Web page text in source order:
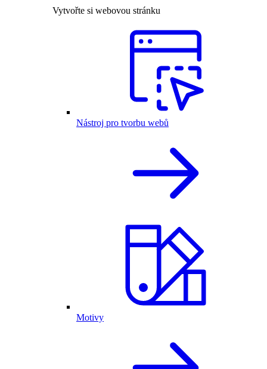
Vytvořte si webovou stránku
Nástroj pro tvorbu webů
Motivy